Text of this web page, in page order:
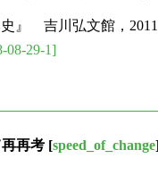
』 吉川弘文館，
08-29-1]
再考 [speed_of_change